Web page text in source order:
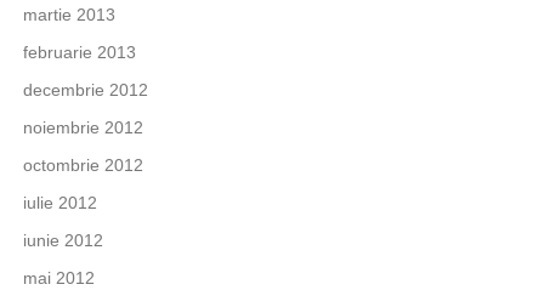
martie 2013
februarie 2013
decembrie 2012
noiembrie 2012
octombrie 2012
iulie 2012
iunie 2012
mai 2012